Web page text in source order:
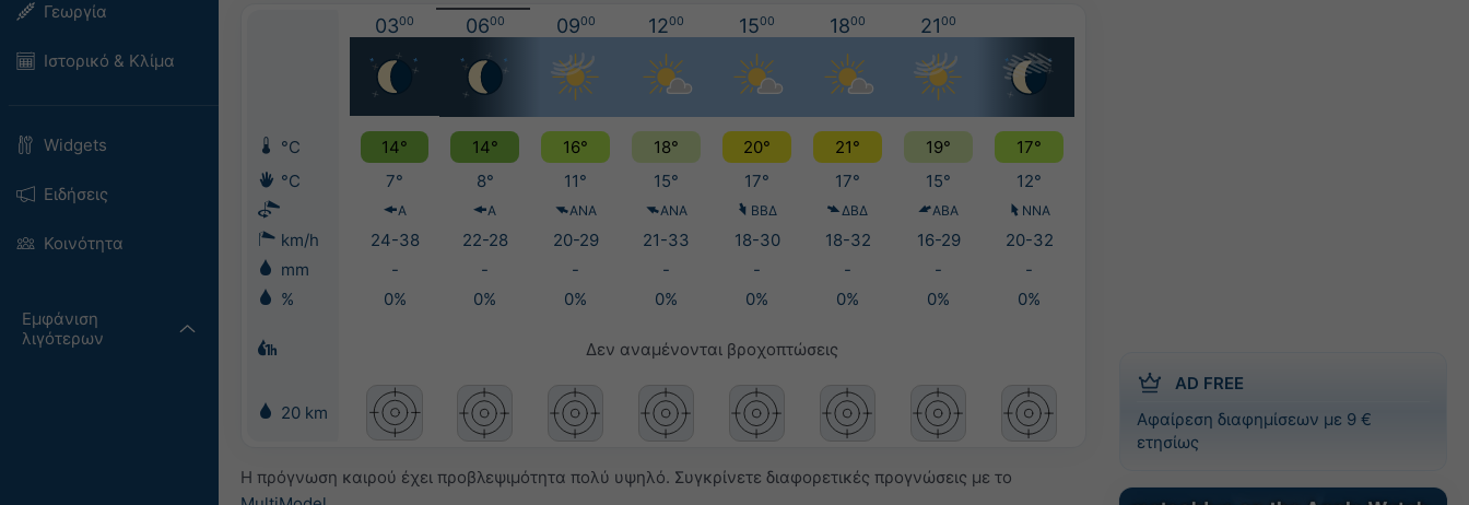
Γεωργία
Ιστορικό & Κλίμα
Widgets
Ειδήσεις
Κοινότητα
Εμφάνιση
λιγότερων
AD FREE
Αφαίρεση διαφημίσεων με 9 €
ετησίως
0300 0600 0900 1200 1500 1800 2100
°C 14° 14° 16° 18° 20° 21° 19°
17°
°C
7° 8° 11° 15° 17° 17° 15° 12°
Α Α ΑΝΑ ΑΝΑ ΒΒΔ ΔΒΔ ΑΒΑ ΝΝΑ
km/h 24-38 22-28 20-29 21-33 18-30 18-32 16-29
20-32
mm
- - - - - - -
-
%
0% 0% 0% 0% 0% 0% 0% 0%
Δεν αναμένονται βροχοπτώσεις
20 km
Η πρόγνωση καιρού έχει προβλεψιμότητα πολύ υψηλό. Συγκρίνετε διαφορετικές προγνώσεις με το